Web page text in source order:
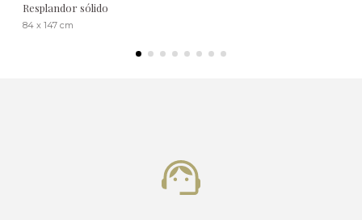
Resplandor sólido
84 x 147 cm